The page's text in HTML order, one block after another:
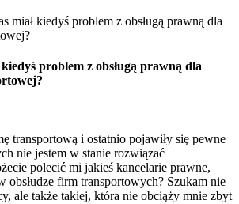
miał kiedyś problem z obsługą prawną dla
problem z obsługą prawną dla
transportową i ostatnio pojawiły się pewne
nie jestem w stanie rozwiązać
polecić mi jakieś kancelarie prawne,
obsłudze firm transportowych? Szukam nie
ale także takiej, która nie obciąży mnie zbyt